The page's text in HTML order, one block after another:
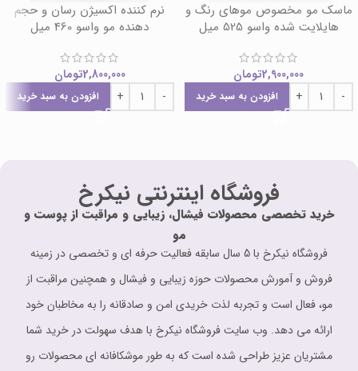
ماسک مو مخصوص موهای رنگ و
هایلایت شده واسو 525 میل
2,900,000تومان
افزودن به سبد خرید
نرم کننده اکسیژن رسان و حجم
دهنده مو واسو 460 میل
2,800,000تومان
افزودن به سبد خرید
فروشگاه اینترنتی نیکرخ
خرید تخصصی محصولات فیشال، زیبایی و مراقبت از پوست و
مو
فروشگاه نیکرخ با 5 سال سابقه فعالیت حرفه ای و تخصصی در زمینه
فروش و آمورش محصولات حوزه زیبایی و فیشال و همچنین مراقبت از
مو، فعال است و تجربه لذت خریدی امن و صادقانه را به مخاطبان خود
ارائه می دهد. وب سایت فروشگاه نیکرخ با هدف سهولت در خرید شما
مشتریان عزیز طراحی شده است که به طور موشکافانه ای محصولات رو